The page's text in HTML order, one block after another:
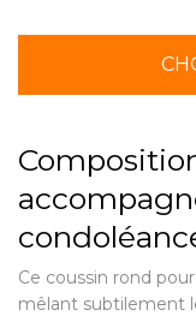
Ce coussin rond
mêlant subtilement